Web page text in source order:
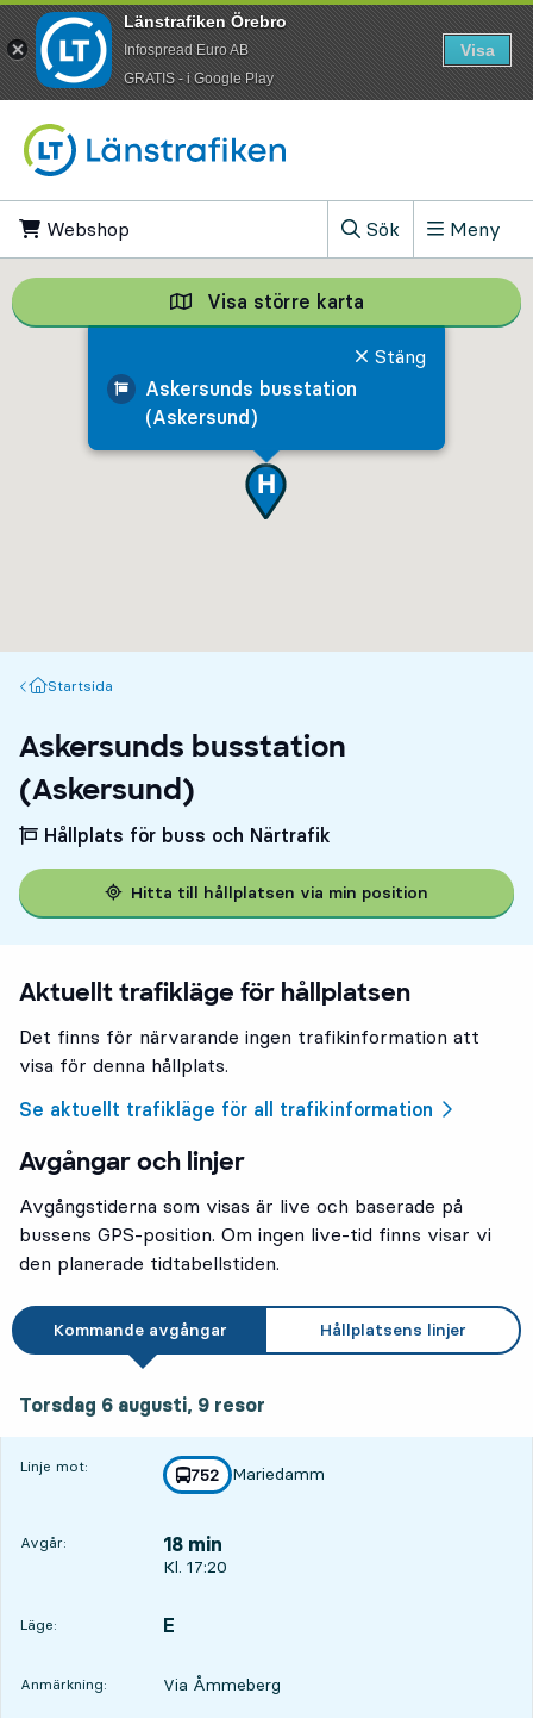
Webshop
Sök
, Visa sökfältet
Meny
Askersunds busstation
(Askersund)
Stäng
Visa större karta Visa större
Startsida
Startsida
Askersunds busstation
(Askersund)
Hållplats för buss och Närtrafik
Hitta till hållplatsen via min position
Aktuellt trafikläge för hållplatsen
Det finns för närvarande ingen trafikinformation att
visa för denna hållplats.
Se aktuellt trafikläge för all trafikinformation
Avgångar och linjer
Avgångstiderna som visas är live och baserade på
bussens GPS-position. Om ingen live-tid finns visar vi
den planerade tidtabellstiden.
Kommande avgångar Hållplatsens linjer
Torsdag 6 augusti, 9 resor
Linje mot: linje
752
mot
Mariedamm
,
Avgår: 18 min
Avgår, Kl. 17:20, om 18 min
Kl. 17:20
Läge:
LÄGE, E
,
Anmärkning: Via Åmmeberg
Länstrafiken Örebro
Infospread Euro AB
​GRATIS - i Google Play
Visa